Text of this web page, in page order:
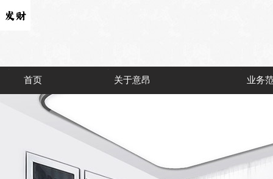
首页 关于意昂 业务